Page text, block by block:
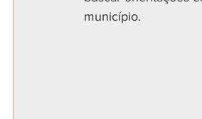
município.